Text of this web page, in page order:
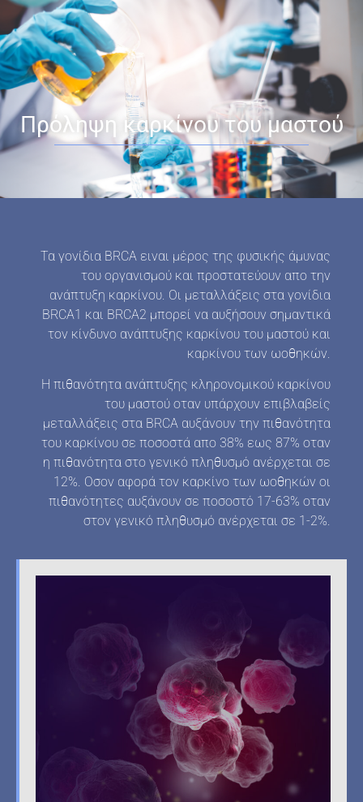
Πρόληψη καρκίνου του μαστού
Τα γονίδια BRCA ειναι μέρος της φυσικής άμυνας
του οργανισμού και προστατεύουν απο την
ανάπτυξη καρκίνου. Οι μεταλλάξεις στα γονίδια
BRCA1 και BRCA2 μπορεί να αυξήσουν σημαντικά
τον κίνδυνο ανάπτυξης καρκίνου του μαστού και
καρκίνου των ωοθηκών.
Η πιθανότητα ανάπτυξης κληρονομικού καρκίνου
του μαστού οταν υπάρχουν επιβλαβείς
μεταλλάξεις στα BRCA αυξάνουν την πιθανότητα
του καρκίνου σε ποσοστά απο 38% εως 87% οταν
η πιθανότητα στο γενικό πληθυσμό ανέρχεται σε
12%. Οσον αφορά τον καρκίνο των ωοθηκών οι
πιθανότητες αυξάνουν σε ποσοστό 17-63% οταν
στον γενικό πληθυσμό ανέρχεται σε 1-2%.